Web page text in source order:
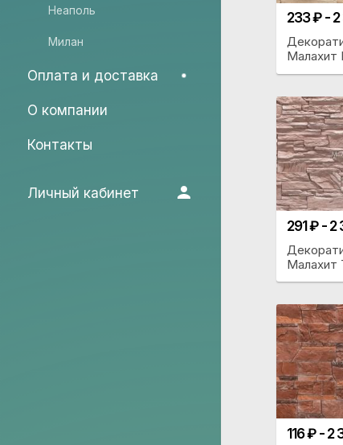
233 ₽ -
Малахит
291 ₽ -
Малахит
116 ₽ - 2
Неаполь
Милан
Оплата и доставка
О компании
Контакты
Личный кабинет